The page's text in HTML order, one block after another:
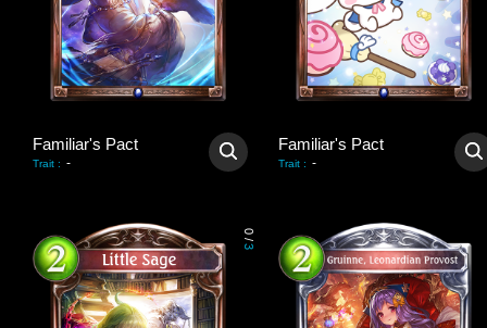
Familiar's Pact
Trait : -
Familiar's Pact
Trait : -
0
/
3